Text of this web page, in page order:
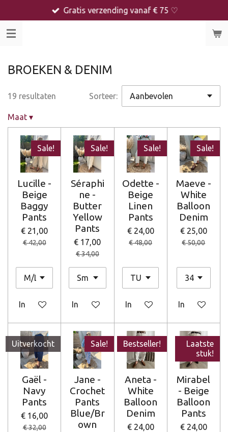
direct
naar
Gratis verzending vanaf € 75 ♡
BROEKEN & DENIM
19 resultaten Sorteer:
Maat ▾
Sale!
Lucille -
Beige
Baggy
Pants
€ 21,00
€ 42,00
In winkelwagen
Sale!
Séraphi
ne -
Butter
Yellow
Pants
€ 17,00
€ 34,00
In winkelwagen
Sale!
Odette -
Beige
Linen
Pants
€ 24,00
€ 48,00
In winkelwagen
Sale!
Maeve -
White
Balloon
Denim
€ 25,00
€ 50,00
In
Uitverkocht
Gaël -
Navy
Pants
€ 16,00
€ 32,00
Sale!
Jane -
Crochet
Pants
Blue/Br
own
Bestseller!
Aneta -
White
Balloon
Denim
€ 24,00
Laatste
stuk!
Mirabel
- Beige
Balloon
Pants
€ 24,00